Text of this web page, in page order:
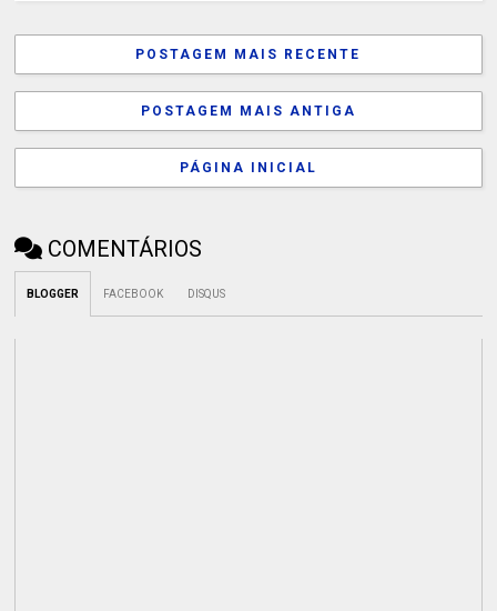
POSTAGEM MAIS RECENTE
POSTAGEM MAIS ANTIGA
PÁGINA INICIAL
COMENTÁRIOS
BLOGGER FACEBOOK DISQUS